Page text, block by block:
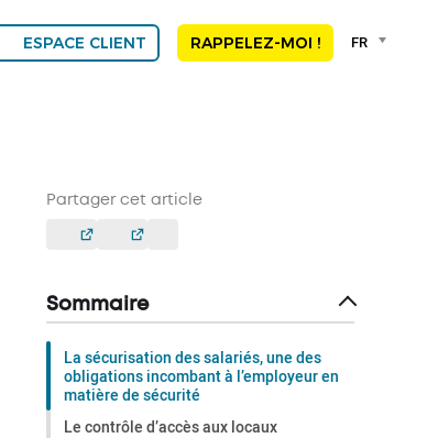
ESPACE CLIENT RAPPELEZ-MOI !
Language
FR
Partager cet article
Sommaire
La sécurisation des salariés, une des
obligations incombant à l’employeur en
matière de sécurité
Le contrôle d’accès aux locaux